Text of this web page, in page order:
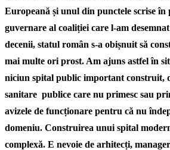
Europeană și unul din punctele scrise în
guvernare al coaliției care l-am
decenii, statul român s-a obișnuit să
mai multe ori prost. Am ajuns astfel în
niciun spital public important construit,
sanitare publice care nu primesc sau
avizele de funcționare pentru că nu
domeniu. Construirea unui spital
complexă. E nevoie de arhitecți,